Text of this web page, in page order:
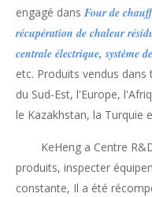
engagé dans Four de
récupération de chaleur
centrale électrique, système
etc. Produits vendus
du Sud-Est, l'Europe,
le Kazakhstan, la Turquie
KeHeng a Centre
produits, inspecter
constante, Il a été